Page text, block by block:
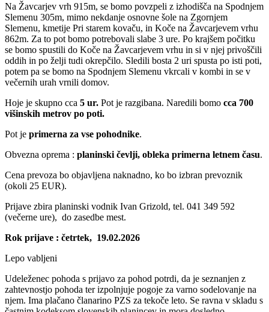
Na Žavcarjev vrh 915m, se bomo povzpeli z izhodišča na Spodnjem
Slemenu 305m, mimo nekdanje osnovne šole na Zgornjem
Slemenu, kmetije Pri starem kovaču, in Koče na Žavcarjevem vrhu
862m. Za to pot bomo potrebovali slabe 3 ure. Po krajšem počitku
se bomo spustili do Koče na Žavcarjevem vrhu in si v njej privoščili
oddih in po želji tudi okrepčilo. Sledili bosta 2 uri spusta po isti poti,
potem pa se bomo na Spodnjem Slemenu vkrcali v kombi in se v
večernih urah vrnili domov.
Hoje je skupno cca 5 ur. Pot je razgibana. Naredili bomo cca 700
višinskih metrov po poti.
Pot je primerna za vse pohodnike.
Obvezna oprema : planinski čevlji, obleka primerna letnem času.
Cena prevoza bo objavljena naknadno, ko bo izbran prevoznik
(okoli 25 EUR).
Prijave zbira planinski vodnik Ivan Grizold, tel. 041 349 592
(večerne ure), do zasedbe mest.
Rok prijave : četrtek, 19.02.2026
Lepo vabljeni
Udeleženec pohoda s prijavo za pohod potrdi, da je seznanjen z
zahtevnostjo pohoda ter izpolnjuje pogoje za varno sodelovanje na
njem. Ima plačano članarino PZS za tekoče leto. Se ravna v skladu s